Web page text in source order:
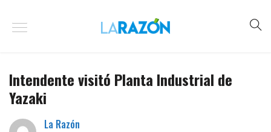
Intendente visitó Planta Industrial de
Yazaki
La Razón